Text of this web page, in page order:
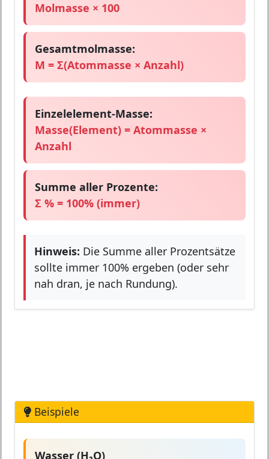
Molmasse × 100
Gesamtmolmasse:
M = Σ(Atommasse × Anzahl)
Einzelelement-Masse:
Masse(Element) = Atommasse ×
Anzahl
Summe aller Prozente:
Σ % = 100% (immer)
Hinweis: Die Summe aller Prozentsätze
sollte immer 100% ergeben (oder sehr
nah dran, je nach Rundung).
Beispiele
Wasser (H₂O)